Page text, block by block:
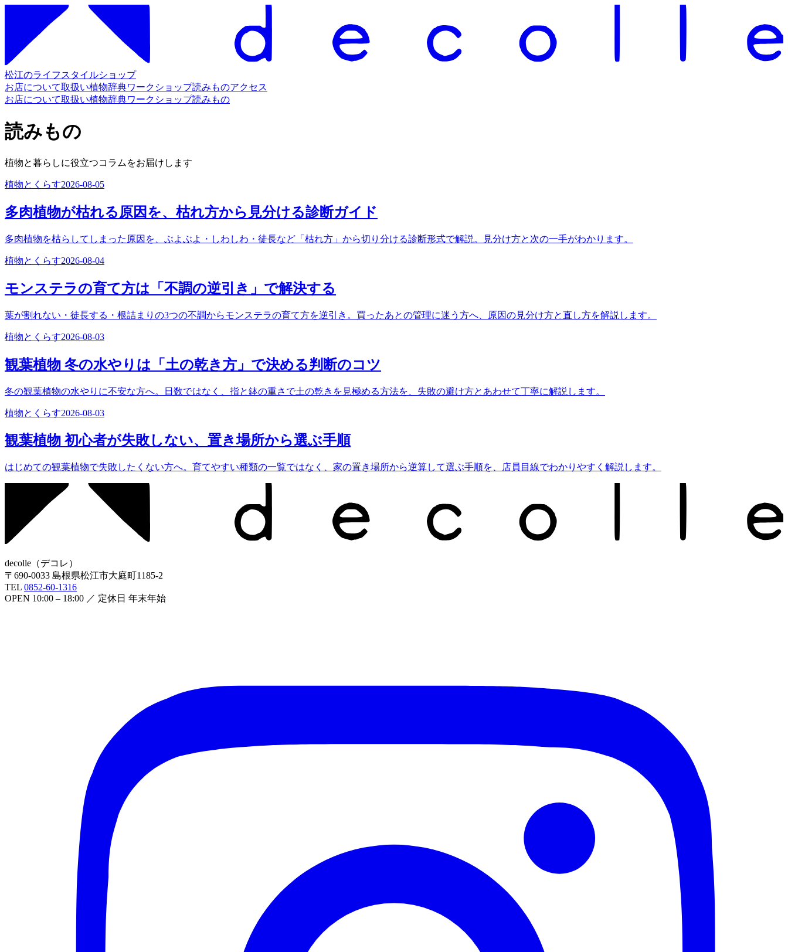
松江のライフスタイルショップ
お店について取扱い植物辞典ワークショップ読みものアクセス
お店について取扱い植物辞典ワークショップ読みもの
読みもの
植物と暮らしに役立つコラムをお届けします
植物とくらす2026-08-05
多肉植物が枯れる原因を、枯れ方から見分ける診断ガイド
多肉植物を枯らしてしまった原因を、ぶよぶよ・しわしわ・徒長など「枯れ方」から切り分ける診断形式で解説。見分け方と次の一手がわかります。
植物とくらす2026-08-04
モンステラの育て方は「不調の逆引き」で解決する
葉が割れない・徒長する・根詰まりの3つの不調からモンステラの育て方を逆引き。買ったあとの管理に迷う方へ、原因の見分け方と直し方を解説します。
植物とくらす2026-08-03
観葉植物 冬の水やりは「土の乾き方」で決める判断のコツ
冬の観葉植物の水やりに不安な方へ。日数ではなく、指と鉢の重さで土の乾きを見極める方法を、失敗の避け方とあわせて丁寧に解説します。
植物とくらす2026-08-03
観葉植物 初心者が失敗しない、置き場所から選ぶ手順
はじめての観葉植物で失敗したくない方へ。育てやすい種類の一覧ではなく、家の置き場所から逆算して選ぶ手順を、店員目線でわかりやすく解説します。
decolle （デコレ ）
〒 690-0033 島根県松江市大庭町1185-2
TEL 0852-60-1316
OPEN 10:00 – 18:00 ／ 定休日 年末年始